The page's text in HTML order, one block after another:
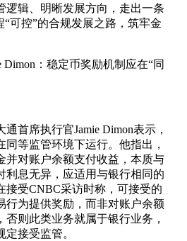
逻辑、明晰发展方向，走出一条
“可控”的合规发展之路，筑牢金
Dimon：稳定币奖励机制应在“同
首席执行官Jamie Dimon表示，
同等监管环境下运行。他指出，
并对账户余额支付收益，本质与
利息无异，应适用与银行相同的
接受CNBC采访时称，可接受的
行为提供奖励，而非对账户余额
否则此类业务就属于银行业务，
接受监管。